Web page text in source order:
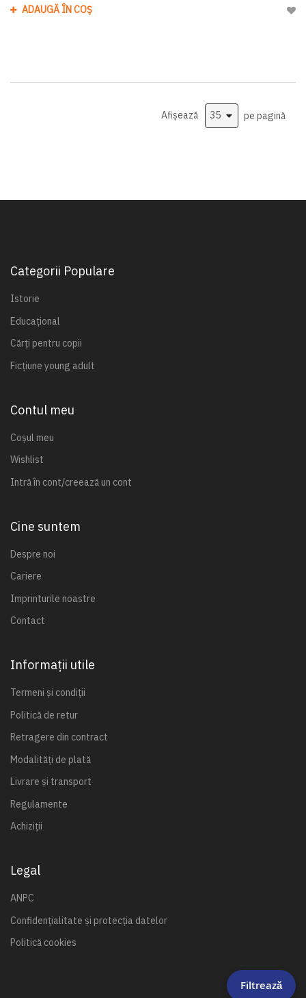
ADAUGĂ ÎN COȘ
Afișează pe pagină
Categorii Populare
Istorie
Educațional
Cărți pentru copii
Ficțiune young adult
Contul meu
Coșul meu
Wishlist
Intră în cont/creează un cont
Cine suntem
Despre noi
Cariere
Imprinturile noastre
Contact
Informații utile
Termeni și condiții
Politică de retur
Retragere din contract
Modalități de plată
Livrare și transport
Regulamente
Achiziții
Legal
ANPC
Confidențialitate și protecția datelor
Politică cookies
Filtrează